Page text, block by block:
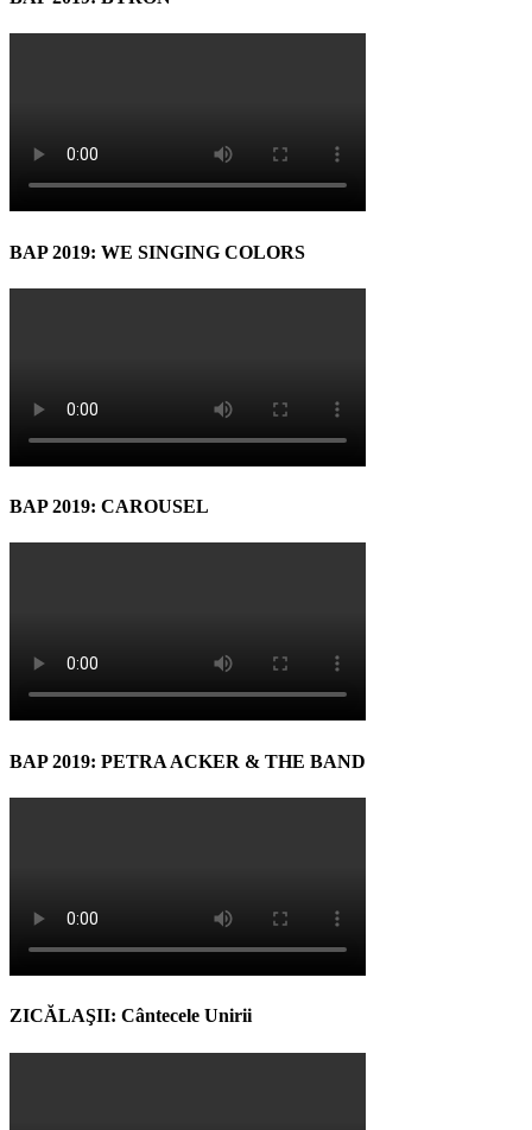
BAP 2019: WE SINGING COLORS
BAP 2019: CAROUSEL
BAP 2019: PETRA ACKER & THE BAND
ZICĂLAŞII: Cântecele Unirii